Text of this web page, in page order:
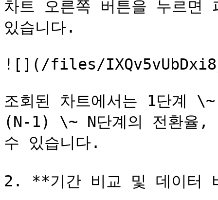
차트 오른쪽 버튼을 누르
있습니다.
![](/files/
조회된 차트에서는 1단계
(N-1) \~ N단계의 전환율,
수 있습니다.
2. **기간 비교 및 데이터